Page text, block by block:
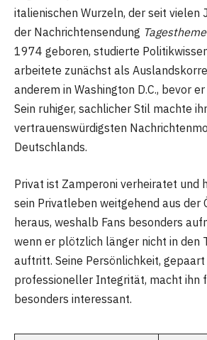
italienischen Wurzeln, der seit vielen
der Nachrichtensendung
1974 geboren, studierte
arbeitete zunächst als
anderem in Washington D.C., bevor
Sein ruhiger, sachlicher Stil machte
vertrauenswürdigsten
Deutschlands.
Privat ist Zamperoni verheiratet und
sein Privatleben weitgehend aus der
heraus, weshalb Fans besonders
wenn er plötzlich länger nicht in den
auftritt. Seine Persönlichkeit,
professioneller Integrität, macht ihn
besonders interessant.